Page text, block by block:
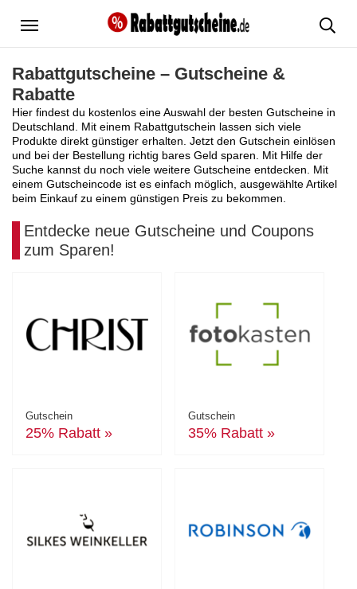
Menü
Rabattgutscheine – Gutscheine &
Rabatte
Hier findest du kostenlos eine Auswahl der besten Gutscheine in
Deutschland. Mit einem Rabattgutschein lassen sich viele
Produkte direkt günstiger erhalten. Jetzt den Gutschein einlösen
und bei der Bestellung richtig bares Geld sparen. Mit Hilfe der
Suche kannst du noch viele weitere Gutscheine entdecken. Mit
einem Gutscheincode ist es einfach möglich, ausgewählte Artikel
beim Einkauf zu einem günstigen Preis zu bekommen.
Entdecke neue Gutscheine und Coupons
zum Sparen!
Gutschein
25% Rabatt »
Gutschein
35% Rabatt »